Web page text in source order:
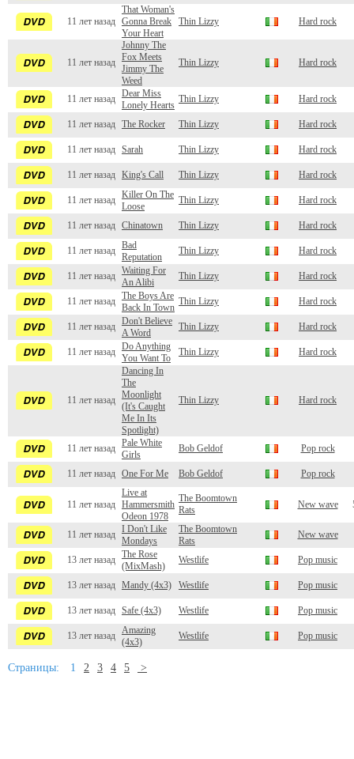
11 лет назад
That Woman's
Gonna Break
Your Heart
Thin Lizzy Hard rock
11 лет назад
Johnny The
Fox Meets
Jimmy The
Weed
Thin Lizzy Hard rock
11 лет назад
Dear Miss
Lonely Hearts
Thin Lizzy Hard rock
11 лет назад The Rocker Thin Lizzy Hard rock
11 лет назад Sarah Thin Lizzy Hard rock
11 лет назад King's Call Thin Lizzy Hard rock
11 лет назад
Killer On The
Loose
Thin Lizzy Hard rock
11 лет назад Chinatown Thin Lizzy Hard rock
11 лет назад
Bad
Reputation
Thin Lizzy Hard rock
11 лет назад
Waiting For
An Alibi
Thin Lizzy Hard rock
11 лет назад
The Boys Are
Back In Town
Thin Lizzy Hard rock
11 лет назад
Don't Believe
A Word
Thin Lizzy Hard rock
11 лет назад
Do Anything
You Want To
Thin Lizzy Hard rock
11 лет назад
Dancing In
The
Moonlight
(It's Caught
Me In Its
Spotlight)
Thin Lizzy Hard rock
11 лет назад
Pale White
Girls
Bob Geldof Pop rock
11 лет назад One For Me Bob Geldof Pop rock
11 лет назад
Live at
Hammersmith
Odeon 1978
The Boomtown
Rats
New wave
11 лет назад
I Don't Like
Mondays
The Boomtown
Rats
New wave
13 лет назад
The Rose
(MixMash)
Westlife Pop music
13 лет назад Mandy (4x3) Westlife Pop music
13 лет назад Safe (4x3) Westlife Pop music
13 лет назад
Amazing
(4x3)
Westlife Pop music
Страницы: 1 2 3 4 5 >